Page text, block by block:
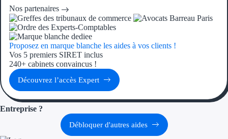
Aides Région
Aides Région
Aides Région
Couvertures
Aides Nationales
Nos partenaires
Proposez en marque blanche les aides à vos clients !
Vos 5 premiers SIRET inclus
240+ cabinets convaincus !
Découvrez l’accès Expert
Entreprise ?
Débloquer d'autres aides